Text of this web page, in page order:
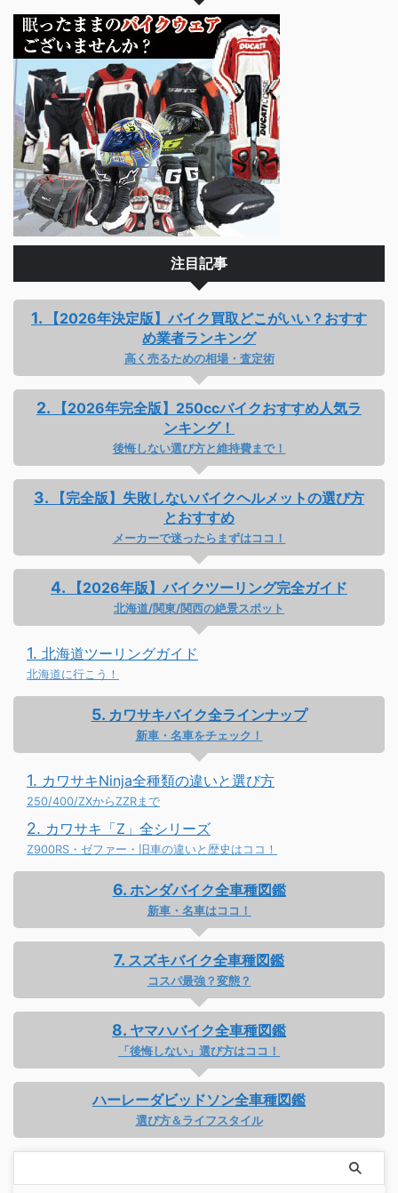
注目記事
【2026年決定版】バイク買取どこがいい？おすす
め業者ランキング
高く売るための相場・査定術
【2026年完全版】250ccバイクおすすめ人気ラ
ンキング！
後悔しない選び方と維持費まで！
【完全版】失敗しないバイクヘルメットの選び方
とおすすめ
メーカーで迷ったらまずはココ！
【2026年版】バイクツーリング完全ガイド
北海道/関東/関西の絶景スポット
北海道ツーリングガイド
北海道に行こう！
カワサキバイク全ラインナップ
新車・名車をチェック！
カワサキNinja全種類の違いと選び方
250/400/ZXからZZRまで
カワサキ「Z」全シリーズ
Z900RS・ゼファー・旧車の違いと歴史はココ！
ホンダバイク全車種図鑑
新車・名車はココ！
スズキバイク全車種図鑑
コスパ最強？変態？
ヤマハバイク全車種図鑑
「後悔しない」選び方はココ！
ハーレーダビッドソン全車種図鑑
選び方＆ライフスタイル